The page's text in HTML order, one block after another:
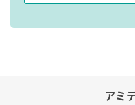
アミ